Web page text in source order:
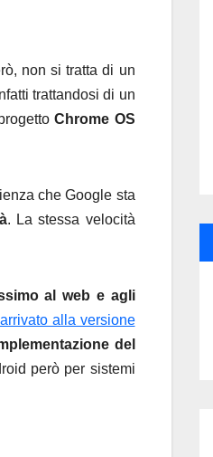
non si tratta di un
trattandosi di un
Chrome OS
che Google sta
. La stessa velocità
al web e agli
alla versione
del
però per sistemi